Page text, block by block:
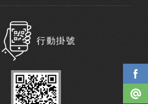
行動掛號